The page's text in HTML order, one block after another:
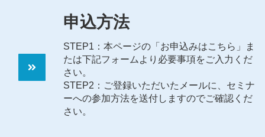
申込方法
STEP1：本ページの「お申込みはこちら」ま
たは下記フォームより必要事項をご入力くだ
さい。
STEP2：ご登録いただいたメールに、セミナ
ーへの参加方法を送付しますのでご確認くだ
さい。